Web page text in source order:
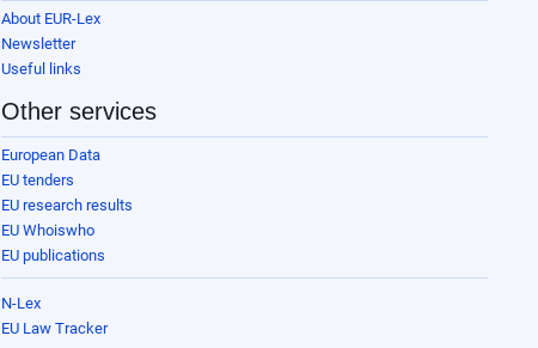
About EUR-Lex
Newsletter
Useful links
Other services
European Data
EU tenders
EU research results
EU Whoiswho
EU publications
N-Lex
EU Law Tracker